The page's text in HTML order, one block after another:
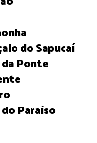
do Sapucaí
da Ponte
do Paraíso